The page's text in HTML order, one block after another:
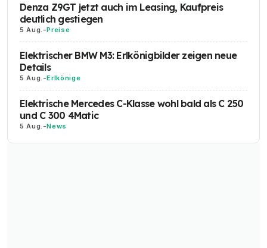
Denza Z9GT jetzt auch im Leasing, Kaufpreis
deutlich gestiegen
5 Aug. -Preise
Elektrischer BMW M3: Erlkönigbilder zeigen neue
Details
5 Aug. -Erlkönige
Elektrische Mercedes C-Klasse wohl bald als C 250
und C 300 4Matic
5 Aug. -News